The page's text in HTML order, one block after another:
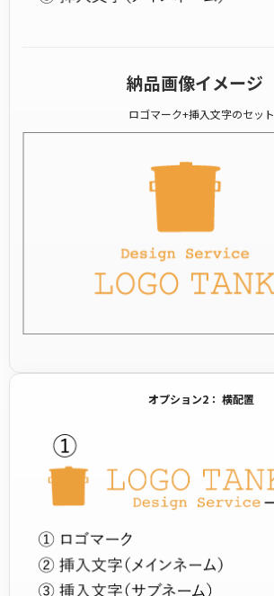
納品画像イメージ
ロゴマーク+挿入文字のセット
オプション2： 横配置